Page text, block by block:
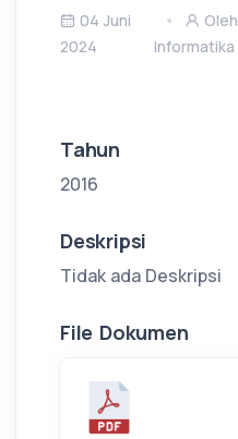
04 Juni
2024
Informatika
Tahun
2016
Deskripsi
Tidak ada Deskripsi
File Dokumen